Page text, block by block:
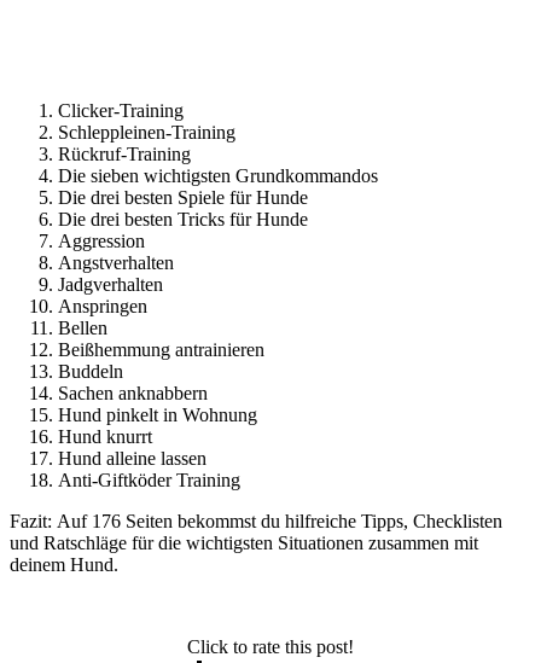
Clicker-Training
Schleppleinen-Training
Rückruf-Training
Die sieben wichtigsten Grundkommandos
Die drei besten Spiele für Hunde
Die drei besten Tricks für Hunde
Aggression
Angstverhalten
Jadgverhalten
Anspringen
Bellen
Beißhemmung antrainieren
Buddeln
Sachen anknabbern
Hund pinkelt in Wohnung
Hund knurrt
Hund alleine lassen
Anti-Giftköder Training
Fazit: Auf 176 Seiten bekommst du hilfreiche Tipps, Checklisten
und Ratschläge für die wichtigsten Situationen zusammen mit
deinem Hund.
Click to rate this post!